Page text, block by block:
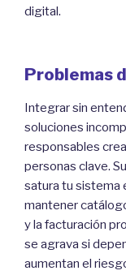
digital.
Problemas
Integrar sin
soluciones
responsables
personas clave.
satura tu sistema
mantener
y la facturación
se agrava si
aumentan el